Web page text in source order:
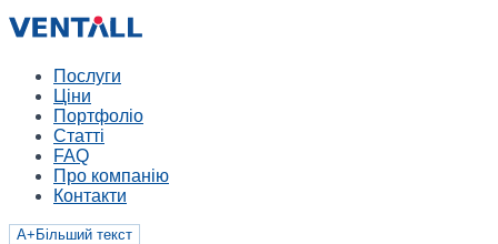
Послуги
Ціни
Портфоліо
Статті
FAQ
Про компанію
Контакти
A+ Більший текст